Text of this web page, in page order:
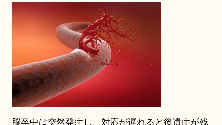
脳卒中は突然発症し、対応が遅れると後遺症が残